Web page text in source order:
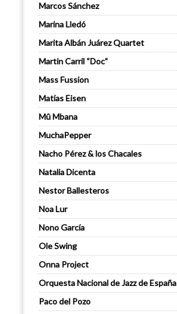
Marcos Sánchez
Marina Lledó
Marita Albán Juárez Quartet
Martin Carril “Doc”
Mass Fussion
Matías Eisen
Mû Mbana
MuchaPepper
Nacho Pérez & los Chacales
Natalia Dicenta
Nestor Ballesteros
Noa Lur
Nono García
Ole Swing
Onna Project
Orquesta Nacional de Jazz de España
Paco del Pozo